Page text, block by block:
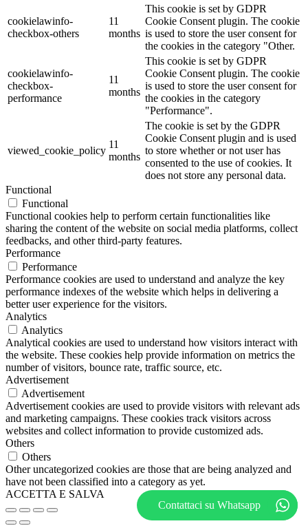
cookielawinfo-
checkbox-others
11
months
This cookie is set by GDPR
Cookie Consent plugin. The cookie
is used to store the user consent for
the cookies in the category "Other.
cookielawinfo-
checkbox-
performance
11
months
This cookie is set by GDPR
Cookie Consent plugin. The cookie
is used to store the user consent for
the cookies in the category
"Performance".
viewed_cookie_policy
11
months
The cookie is set by the GDPR
Cookie Consent plugin and is used
to store whether or not user has
consented to the use of cookies. It
does not store any personal data.
Functional
Functional
Functional cookies help to perform certain functionalities like
sharing the content of the website on social media platforms, collect
feedbacks, and other third-party features.
Performance
Performance
Performance cookies are used to understand and analyze the key
performance indexes of the website which helps in delivering a
better user experience for the visitors.
Analytics
Analytics
Analytical cookies are used to understand how visitors interact with
the website. These cookies help provide information on metrics the
number of visitors, bounce rate, traffic source, etc.
Advertisement
Advertisement
Advertisement cookies are used to provide visitors with relevant ads
and marketing campaigns. These cookies track visitors across
websites and collect information to provide customized ads.
Others
Others
Other uncategorized cookies are those that are being analyzed and
have not been classified into a category as yet.
ACCETTA E SALVA
Contattaci su Whatsapp